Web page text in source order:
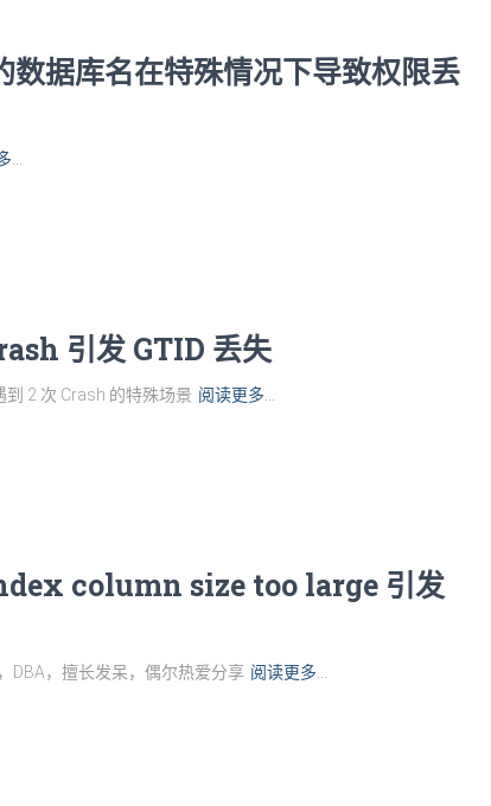
据库名在特殊情况下导致权限丢
…
引发 GTID 丢失
2 次 Crash 的特殊场景 阅读更多…
column size too large 引发
DBA，擅长发呆，偶尔热爱分享 阅读更多…